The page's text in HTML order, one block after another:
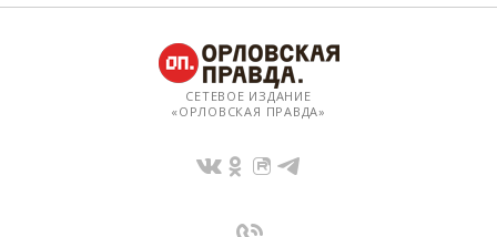
СЕТЕВОЕ ИЗДАНИЕ
«ОРЛОВСКАЯ ПРАВДА»